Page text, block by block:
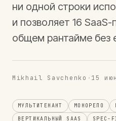
ни одной строки
и позволяет 16
общем рантайме без
Mikhail Savchenko · 15
МУЛЬТИТЕНАНТ МОНОРЕПО
ВЕРТИКАЛЬНЫЙ SAAS
SPEC-